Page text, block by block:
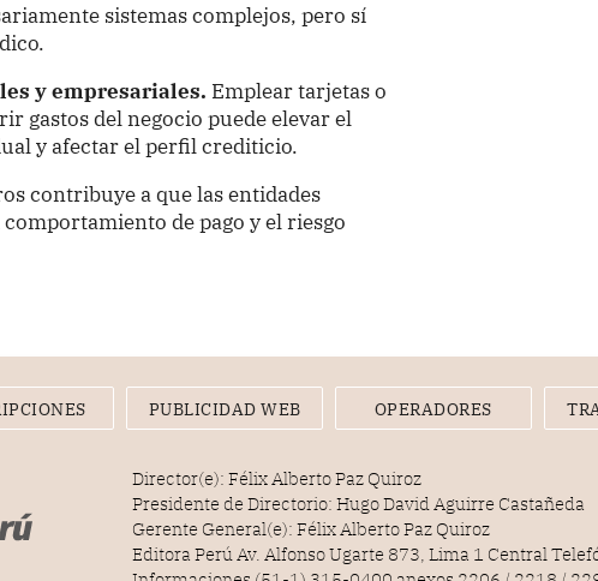
sistemas complejos, pero sí
y empresariales. Emplear tarjetas o
gastos del negocio puede elevar el
y afectar el perfil crediticio.
contribuye a que las entidades
de pago y el riesgo
PUBLICIDAD WEB OPERADORES
Director(e): Félix Alberto Paz Quiroz
Presidente de Directorio: Hugo David Aguirre Castañeda
Gerente General(e): Félix Alberto Paz Quiroz
Editora Perú Av. Alfonso Ugarte 873, Lima 1 Central